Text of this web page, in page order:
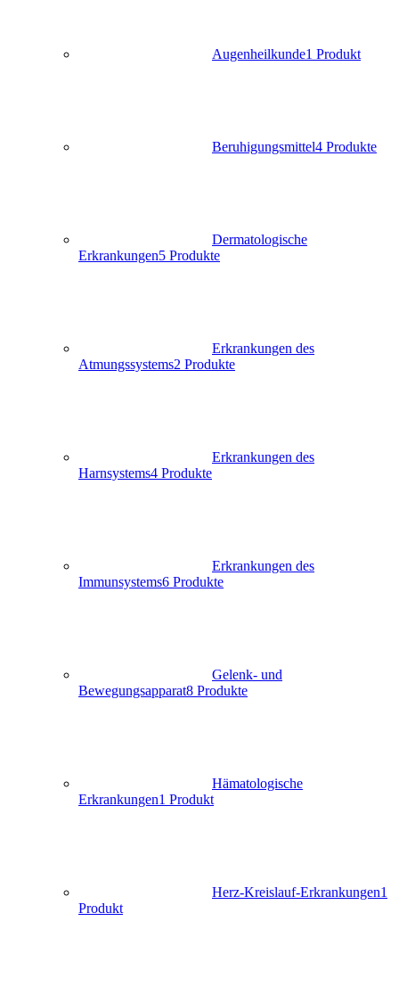
Augenheilkunde1 Produkt
Beruhigungsmittel4 Produkte
Dermatologische
Erkrankungen5 Produkte
Erkrankungen des
Atmungssystems2 Produkte
Erkrankungen des
Harnsystems4 Produkte
Erkrankungen des
Immunsystems6 Produkte
Gelenk- und
Bewegungsapparat8 Produkte
Hämatologische
Erkrankungen1 Produkt
Herz-Kreislauf-Erkrankungen1
Produkt